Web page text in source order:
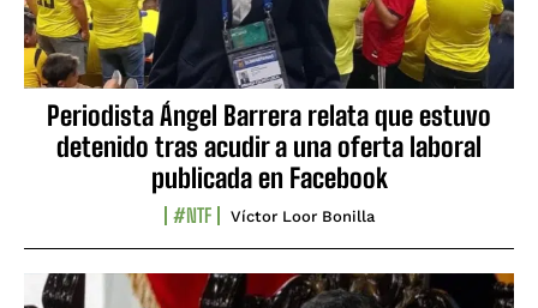
Periodista Ángel Barrera relata que estuvo
detenido tras acudir a una oferta laboral
publicada en Facebook
#NTF Víctor Loor Bonilla